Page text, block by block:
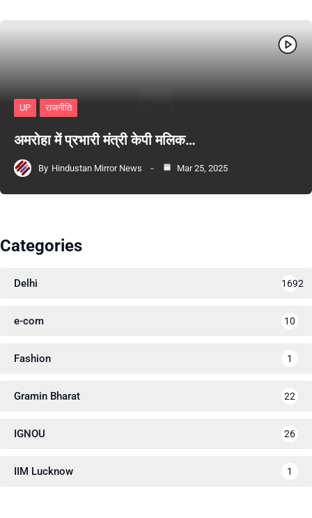
UP राजनीति
अमरोहा में प्रभारी मंत्री केपी मलिक…
By Hindustan Mirror News Mar 25, 2025
Categories
Delhi 1692
e-com 10
Fashion 1
Gramin Bharat 22
IGNOU 26
IIM Lucknow 1